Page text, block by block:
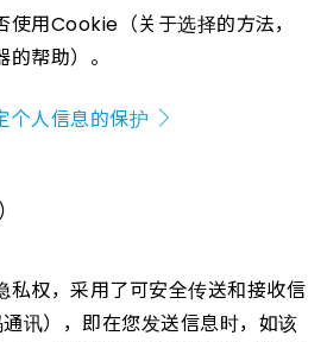
用Cookie（关于选择的方法，
帮助）。
个人信息的保护
私权，采用了可安全传送和接收信
讯），即在您发送信息时，如该